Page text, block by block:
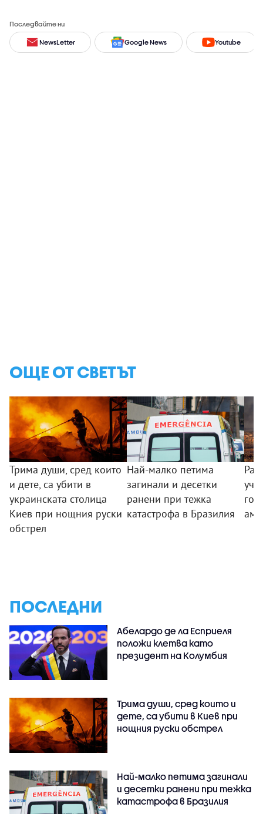
Последвайте ни
NewsLetter Google News Youtube
ОЩЕ ОТ СВЕТЪТ
Трима души, сред които
и дете, са убити в
украинската столица
Киев при нощния руски
обстрел
Най-малко петима
загинали и десетки
ранени при тежка
катастрофа в Бразилия
ПОСЛЕДНИ
Абелардо де ла Есприеля
положи клетва като
президент на Колумбия
Трима души, сред които и
дете, са убити в Киев при
нощния руски обстрел
Най-малко петима загинали
и десетки ранени при тежка
катастрофа в Бразилия